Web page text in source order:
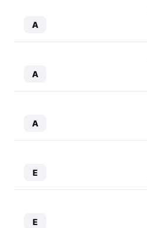
A
A
A
E
E